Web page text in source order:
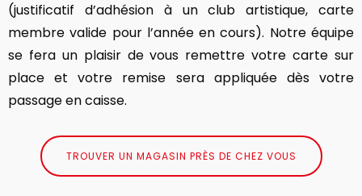
(justificatif d’adhésion à un club artistique, carte
membre valide pour l’année en cours). Notre équipe
se fera un plaisir de vous remettre votre carte sur
place et votre remise sera appliquée dès votre
passage en caisse.
TROUVER UN MAGASIN PRÈS DE CHEZ VOUS